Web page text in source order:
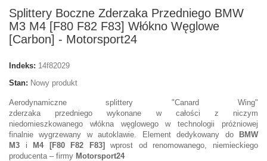
Splittery Boczne Zderzaka Przedniego BMW
M3 M4 [F80 F82 F83] Włókno Węglowe
[Carbon] - Motorsport24
Indeks: 14f82029
Stan: Nowy produkt
Aerodynamiczne splittery "Canard Wing"
zderzaka przedniego wykonane w całości z niczym
niedomieszkowanego włókna węglowego w technologii próżniowej
finalnie wygrzewany w autoklawie. Element dedykowany do
BMW
M3 i M4 [F80 F82 F83]
wprost od renomowanego, niemieckiego
producenta – firmy Motorsport24